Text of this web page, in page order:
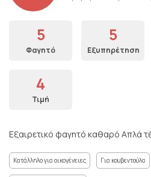
5
Φαγητό
5
Εξυπηρέτηση
4
Τιμή
Εξαιρετικό φαγητό καθαρό Απλά
Κατάλληλο για οικογένειες Για κουβεντούλα